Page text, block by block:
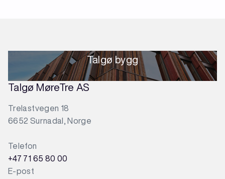
Talgø bygg
Talgø MøreTre AS
Trelastvegen 18
6652 Surnadal, Norge
Telefon
+47 71 65 80 00
E-post